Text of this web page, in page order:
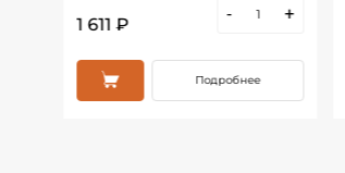
1 611 ₽
- +
Подробнее